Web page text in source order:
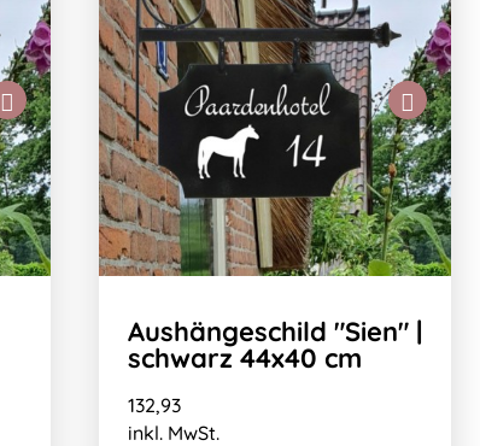
Aushängeschild "Sien" |
schwarz 44x40 cm
132,93
inkl. MwSt.